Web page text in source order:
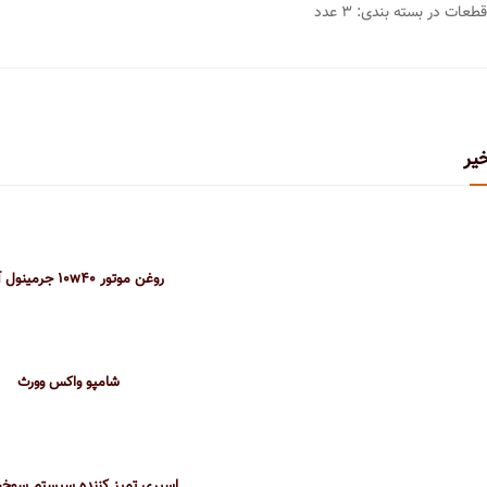
در بسته بندی: 3 عدد
روغن موتور 10w40 جرمینول آلمان
شامپو واکس وورث